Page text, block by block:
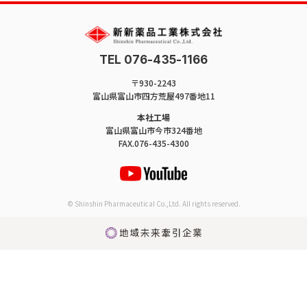
TEL 076-435-1166
〒930-2243
富山県富山市四方荒屋497番地11
本社工場
富山県富山市今市324番地
FAX.076-435-4300
© Shinshin Pharmaceutical Co.,Ltd. All rights reserved.